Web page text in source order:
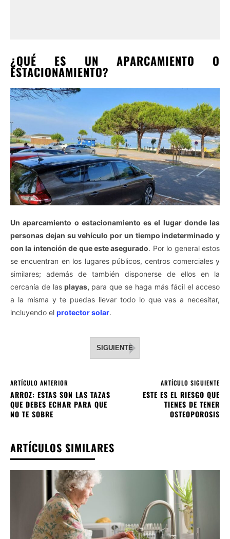
¿QUÉ ES UN APARCAMIENTO O
ESTACIONAMIENTO?
Un aparcamiento o estacionamiento es el lugar donde las
personas dejan su vehículo por un tiempo indeterminado y
con la intención de que este asegurado. Por lo general estos
se encuentran en los lugares públicos, centros comerciales y
similares; además de también disponerse de ellos en la
cercanía de las playas, para que se haga más fácil el acceso
a la misma y te puedas llevar todo lo que vas a necesitar,
incluyendo el protector solar.
SIGUIENTE
ARTÍCULO ANTERIOR
ARROZ: ESTAS SON LAS TAZAS
QUE DEBES ECHAR PARA QUE
NO TE SOBRE
ARTÍCULO SIGUIENTE
ESTE ES EL RIESGO QUE
TIENES DE TENER
OSTEOPOROSIS
ARTÍCULOS SIMILARES